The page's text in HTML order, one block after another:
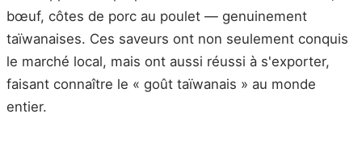
bœuf, côtes de porc au poulet — genuinement
taïwanaises. Ces saveurs ont non seulement conquis
le marché local, mais ont aussi réussi à s'exporter,
faisant connaître le « goût taïwanais » au monde
entier.